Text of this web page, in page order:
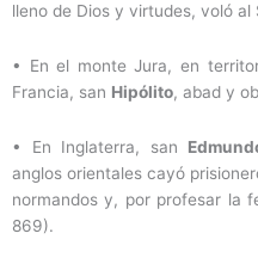
lleno de Dios y virtudes, voló
• En el monte Jura, en
Francia, san Hipólito, abad y
• En Inglaterra, san
anglos orientales cayó
normandos y, por profesar la
869).